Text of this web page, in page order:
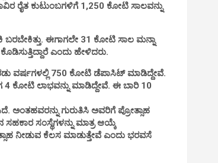
ರೈತ ಕುಟುಂಬಗಳಿಗೆ 1,250 ಕೋಟಿ ಸಾಲವನ್ನು
ಈಗಾಗಲೇ 31 ಕೋಟಿ ಸಾಲ ಮನ್ನಾ
ಎಂದು ಹೇಳಿದರು.
ವರ್ಷಗಳಲ್ಲಿ 750 ಕೋಟಿ ಡೆಪಾಸಿಟ್ ಮಾಡಿದ್ದೇವೆ.
4 ಕೋಟಿ ಲಾಭವನ್ನು ಮಾಡಿದ್ದೇವೆ. ಈ ಬಾರಿ 10
ಗುರುತಿಸಿ ಅವರಿಗೆ ಪ್ರೋತ್ಸಾಹ
ಸಂಸ್ಥೆಗಳನ್ನು ಮಾತ್ರ ಆಯ್ಕೆ
ನೀಡುವ ಕೆಲಸ ಮಾಡುತ್ತೇವೆ ಎಂದು ಭರವಸೆ